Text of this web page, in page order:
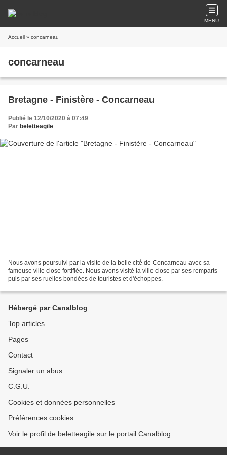
MENU
Accueil » concarneau
concarneau
Bretagne - Finistère - Concarneau
Publié le 12/10/2020 à 07:49
Par beletteagile
Nous avons poursuivi par la visite de la belle cité de Concarneau avec sa
fameuse ville close fortifiée. Nous avons visité la ville close par ses remparts
puis par ses ruelles bondées de touristes et d'échoppes.
Hébergé par Canalblog
Top articles
Pages
Contact
Signaler un abus
C.G.U.
Cookies et données personnelles
Préférences cookies
Voir le profil de beletteagile sur le portail Canalblog